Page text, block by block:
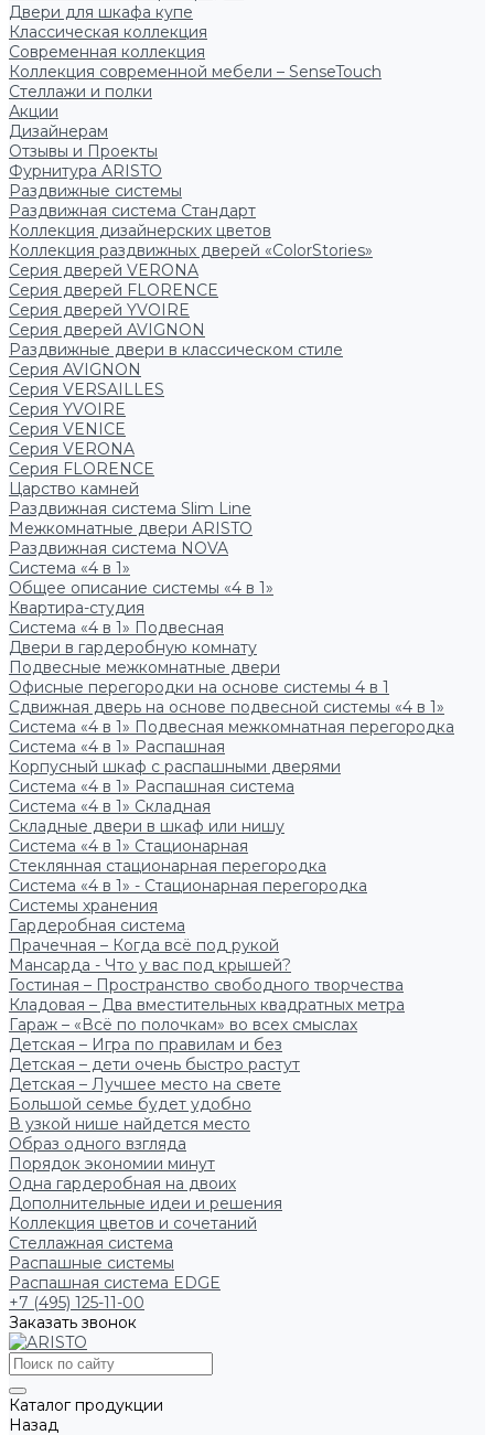
Двери для шкафа купе
Классическая коллекция
Современная коллекция
Коллекция современной мебели – SenseTouch
Стеллажи и полки
Акции
Дизайнерам
Отзывы и Проекты
Фурнитура ARISTO
Раздвижные системы
Раздвижная система Стандарт
Коллекция дизайнерских цветов
Коллекция раздвижных дверей «ColorStories»
Серия дверей VERONA
Серия дверей FLORENCE
Серия дверей YVOIRE
Серия дверей AVIGNON
Раздвижные двери в классическом стиле
Серия AVIGNON
Серия VERSAILLES
Серия YVOIRE
Серия VENICE
Серия VERONA
Серия FLORENCE
Царство камней
Раздвижная система Slim Line
Межкомнатные двери ARISTO
Раздвижная система NOVA
Система «4 в 1»
Общее описание системы «4 в 1»
Квартира-студия
Система «4 в 1» Подвесная
Двери в гардеробную комнату
Подвесные межкомнатные двери
Офисные перегородки на основе системы 4 в 1
Сдвижная дверь на основе подвесной системы «4 в 1»
Система «4 в 1» Подвесная межкомнатная перегородка
Система «4 в 1» Распашная
Корпусный шкаф с распашными дверями
Система «4 в 1» Распашная система
Система «4 в 1» Складная
Складные двери в шкаф или нишу
Система «4 в 1» Стационарная
Стеклянная стационарная перегородка
Система «4 в 1» - Стационарная перегородка
Системы хранения
Гардеробная система
Прачечная – Когда всё под рукой
Мансарда - Что у вас под крышей?
Гостиная – Пространство свободного творчества
Кладовая – Два вместительных квадратных метра
Гараж – «Всё по полочкам» во всех смыслах
Детская – Игра по правилам и без
Детская – дети очень быстро растут
Детская – Лучшее место на свете
Большой семье будет удобно
В узкой нише найдется место
Образ одного взгляда
Порядок экономии минут
Одна гардеробная на двоих
Дополнительные идеи и решения
Коллекция цветов и сочетаний
Стеллажная система
Распашные системы
Распашная система EDGE
+7 (495) 125-11-00
Заказать звонок
Каталог продукции
Назад